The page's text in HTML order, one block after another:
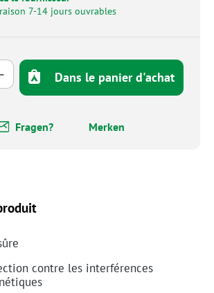
7-14 jours ouvrables
produit : Entrez la quantité
Dans le panier d'achat
Fragen? Merken
contre les interférences